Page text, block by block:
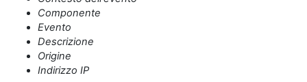
Componente
Evento
Descrizione
Origine
Indirizzo IP